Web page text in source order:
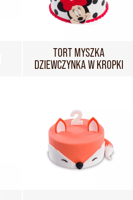
TORT MYSZKA
DZIEWCZYNKA W KROPKI